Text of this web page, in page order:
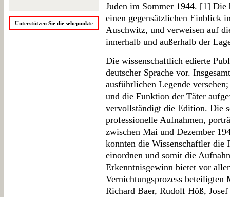
Unterstützen Sie die sehepunkte
Juden im Sommer 1944. [1] Die
einen gegensätzlichen Einblick
Auschwitz, und verweisen auf
innerhalb und außerhalb der
Die wissenschaftlich edierte
deutscher Sprache vor.
ausführlichen Legende
und die Funktion der Täter
vervollständigt die Edition. Die
professionelle Aufnahmen,
zwischen Mai und Dezember
konnten die Wissenschaftler die
einordnen und somit die
Erkenntnisgewinn bietet vor
Vernichtungsprozess beteiligten
Richard Baer, Rudolf Höß,